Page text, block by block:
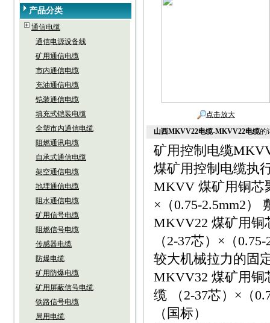
产品分类
通信电缆
通信电源设备线
矿用通信电缆
市内通信电缆
充油通信电缆
铠装通信电缆
填充式铠装电缆
全塑市内通信电缆
阻燃通讯电缆
自承式通信电缆
架空通信电缆
地埋通信电缆
阻水通信电缆
矿用信号电缆
阻燃信号电缆
传感器电缆
防爆电缆
矿用防爆电缆
矿用屏蔽信号电缆
铁路信号电缆
局用电缆
点击放大
山西MKVV22电缆-MKVV22电缆的
矿用控制电缆
煤矿用控制电缆执
MKVV 煤矿用铜芯
×（0.75-2.5mm2）
MKVV22 煤矿用铜
（2-37芯）×（
较大机械拉力的固
MKVV32 煤矿用铜
缆 （2-37芯）×（
（国标）